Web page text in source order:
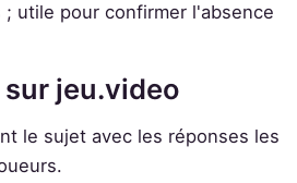
utile pour confirmer l'absence
jeu.video
le sujet avec les réponses les